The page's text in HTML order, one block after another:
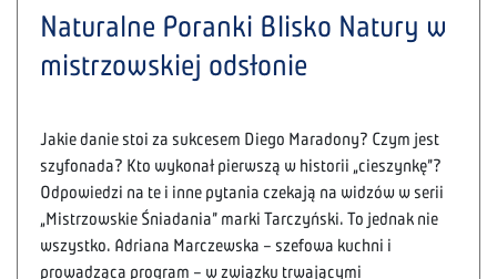
Naturalne Poranki Blisko Natury w
mistrzowskiej odsłonie
Jakie danie stoi za sukcesem Diego Maradony? Czym jest
szyfonada? Kto wykonał pierwszą w historii „cieszynkę”?
Odpowiedzi na te i inne pytania czekają na widzów w serii
„Mistrzowskie Śniadania” marki Tarczyński. To jednak nie
wszystko. Adriana Marczewska – szefowa kuchni i
prowadząca program – w związku trwającymi